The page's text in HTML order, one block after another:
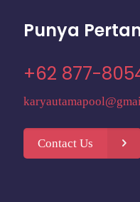
Punya
+62 877-
Contact Us